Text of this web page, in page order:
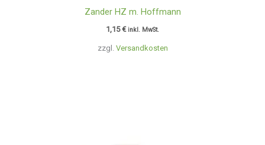
zzgl. Versandkosten
Zander HZ m. Hoffmann
1,15€ inkl. MwSt.